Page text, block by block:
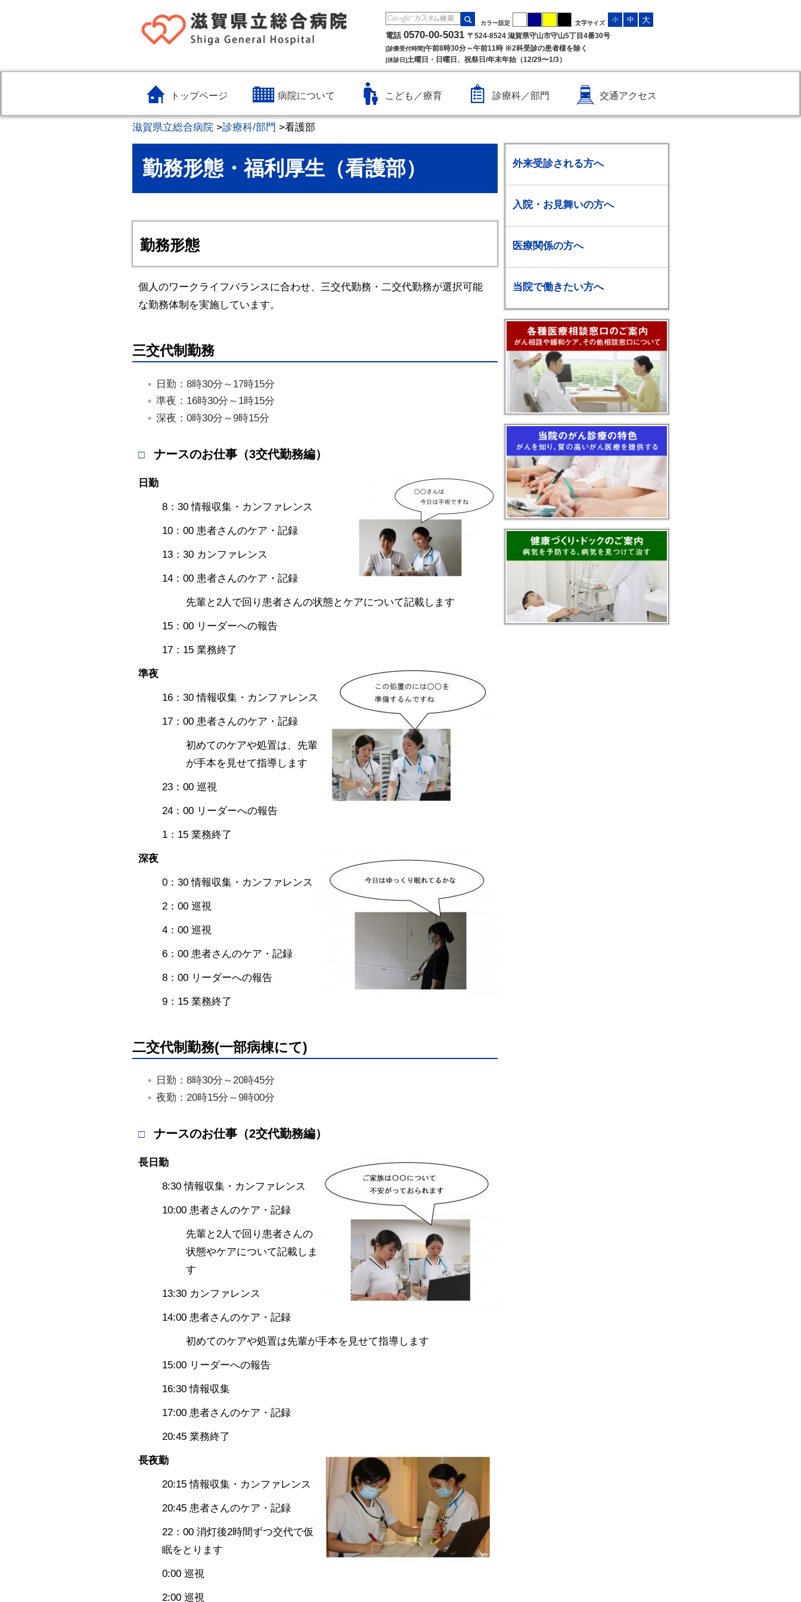
カラー設定 文字サイズ
小 中 大
電話 0570-00-5031 〒524-8524 滋賀県守山市守山5丁目4番30号
[診療受付時間]午前8時30分～午前11時 ※2科受診の患者様を除く
[休診日]土曜日・日曜日、祝祭日/年末年始（12/29〜1/3）
トップページ 病院について こども／療育 診療科／部門 交通アクセス
滋賀県立総合病院 >診療科/部門 >看護部
勤務形態・福利厚生（看護部）
勤務形態
個人のワークライフバランスに合わせ、三交代勤務・二交代勤務が選択可能
な勤務体制を実施しています。
三交代制勤務
日勤：8時30分～17時15分
準夜：16時30分～1時15分
深夜：0時30分～9時15分
ナースのお仕事（3交代勤務編）
日勤
8：30 情報収集・カンファレンス
10：00 患者さんのケア・記録
13：30 カンファレンス
14：00 患者さんのケア・記録
先輩と2人で回り患者さんの状態とケアについて記載します
15：00 リーダーへの報告
17：15 業務終了
準夜
16：30 情報収集・カンファレンス
17：00 患者さんのケア・記録
初めてのケアや処置は、先輩
が手本を見せて指導します
23：00 巡視
24：00 リーダーへの報告
1：15 業務終了
深夜
0：30 情報収集・カンファレンス
2：00 巡視
4：00 巡視
6：00 患者さんのケア・記録
8：00 リーダーへの報告
9：15 業務終了
二交代制勤務(一部病棟にて)
日勤：8時30分～20時45分
夜勤：20時15分～9時00分
ナースのお仕事（2交代勤務編）
長日勤
8:30 情報収集・カンファレンス
10:00 患者さんのケア・記録
先輩と2人で回り患者さんの
状態やケアについて記載しま
す
13:30 カンファレンス
14:00 患者さんのケア・記録
初めてのケアや処置は先輩が手本を見せて指導します
15:00 リーダーへの報告
16:30 情報収集
17:00 患者さんのケア・記録
20:45 業務終了
長夜勤
20:15 情報収集・カンファレンス
20:45 患者さんのケア・記録
22：00 消灯後2時間ずつ交代で仮
眠をとります
0:00 巡視
2:00 巡視
外来受診される方へ
入院・お見舞いの方へ
医療関係の方へ
当院で働きたい方へ